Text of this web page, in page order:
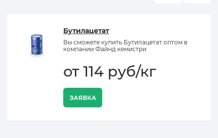
Бутилацетат
Вы сможете купить Бутилацетат оптом в
компании Файнд кемистри
от 114 руб/кг
ЗАЯВКА